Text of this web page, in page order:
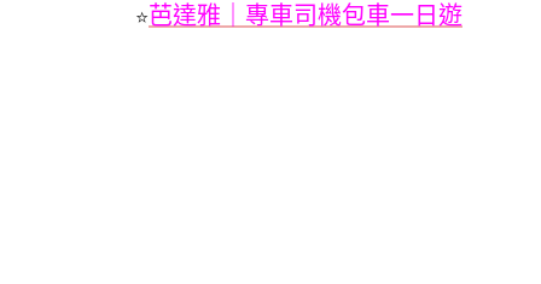
⭐芭達雅｜專車司機包車一日遊